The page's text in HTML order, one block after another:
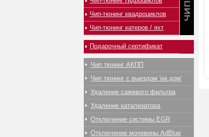
Чип-тюнинг квадроциклов
Чип-тюнинг катеров / яхт
Подарочный сертификат
Чип тюнинг АКПП
Чип тюнинг с выездом 'на дом'
Удаление сажевого фильтра
Удаление катализатора
Отключение системы EGR
Отключение мочевины AdBlue